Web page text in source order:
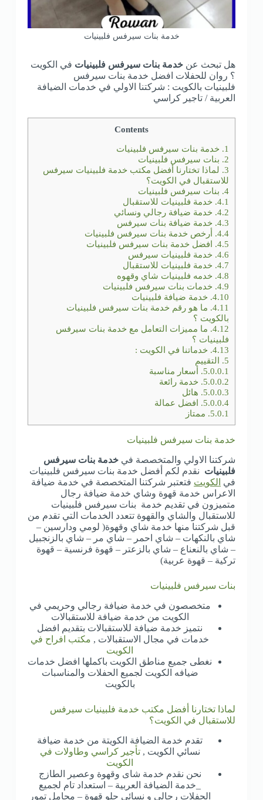
خدمة بنات سيرفس فلبينيات
هل تبحث عن خدمة بنات سيرفس فلبينيات في الكويت
؟ روان للحفلات افضل خدمة بنات سيرفس
فلبينيات بالكويت : شركتنا الاولي في خدمات الضيافة
العربية / تاجير كراسي
Contents
1. خدمة بنات سيرفس فلبينيات
2. بنات سيرفس فلبينيات
3. لماذا تختارنا أفضل مكتب خدمة فلبينيات سيرفس
للاستقبال في الكويت؟
4. بنات سيرفس فلبينيات
4.1. خدمة فلبينيات للاستقبال
4.2. خدمة ضيافة رجالي ونسائي
4.3. خدمة ضيافة بنات سيرفس
4.4. أرخص خدمة بنات سيرفس فلبينيات
4.5. افضل خدمة بنات سيرفس فلبينيات
4.6. خدمة فلبينيات سيرفس
4.7. خدمة فلبينيات للاستقبال
4.8. خدمه فلبينيات شاي وقهوه
4.9. خدمات بنات سيرفس فلبينيات
4.10. خدمة ضيافة فلبينيات
4.11. ما هو رقم خدمة بنات سيرفس فلبينيات
بالكويت ؟
4.12. ما مميزات التعامل مع خدمة بنات سيرفس
فلبينيات ؟
4.13. خدماتنا في الكويت :
5. التقييم
5.0.0.1. أسعار مناسبة
5.0.0.2. خدمة رائعة
5.0.0.3. هائل
5.0.0.4. افضل عمالة
5.0.1. ممتاز
خدمة بنات سيرفس فلبينيات
شركتنا الاولي والمتخصصة في خدمة بنات سيرفس
فلبينيات نقدم لكم أفضل خدمة بنات سيرفس فلبينيات
في الكويت فتعتبر شركتنا المتخصصة في خدمة ضيافة
الاعراس خدمة قهوة وشاي خدمة ضيافة رجال
متميزون في تقديم خدمة بنات سيرفس فلبينيات
للاستقبال والشاي والقهوة تتعدد الخدمات التي تقدم من
قبل شركتنا منها خدمة شاي وقهوة( لومي ودارسين –
شاي بالنكهات – شاي احمر – شاي مر – شاي بالزنجبيل
– شاي بالنعناع – شاي بالزعتر – قهوة فرنسية – قهوة
تركية – قهوة عربية)
بنات سيرفس فلبينيات
متخصصون في خدمة ضيافة رجالي وحريمي في
الكويت من خدمة ضيافة للاستقبالات
نتميز خدمة ضيافة للاستقبالات بتقديم افضل
خدمات في مجال الاستقبالات , مكتب افراح في
الكويت
نغطى جميع مناطق الكويت باكملها افضل خدمات
ضيافه الكويت لجميع الحفلات والمناسبات
بالكويت
لماذا تختارنا أفضل مكتب خدمة فلبينيات سيرفس
للاستقبال في الكويت؟
تقدم خدمة الضيافة الكويتة من خدمة ضيافة
نسائي الكويت ,تأجير كراسي وطاولات في
الكويت
نحن نقدم خدمة شاى وقهوة وعصير الطازج
_خدمة الضيافة العربية – استعداد تام لجميع
الحفلات رجالي و نسائي حلو قهوة – محامل تمور